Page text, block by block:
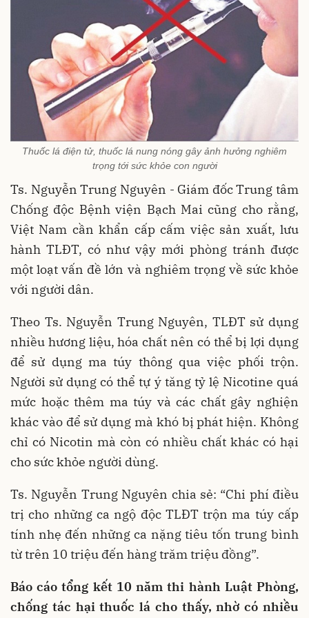
Thuốc lá điện tử, thuốc lá nung nóng gây ảnh hưởng nghiêm
trọng tới sức khỏe con người
Ts. Nguyễn Trung Nguyên - Giám đốc Trung tâm
Chống độc Bệnh viện Bạch Mai cũng cho rằng,
Việt Nam cần khẩn cấp cấm việc sản xuất, lưu
hành TLĐT, có như vậy mới phòng tránh được
một loạt vấn đề lớn và nghiêm trọng về sức khỏe
với người dân.
Theo Ts. Nguyễn Trung Nguyên, TLĐT sử dụng
nhiều hương liệu, hóa chất nên có thể bị lợi dụng
để sử dụng ma túy thông qua việc phối trộn.
Người sử dụng có thể tự ý tăng tỷ lệ Nicotine quá
mức hoặc thêm ma túy và các chất gây nghiện
khác vào để sử dụng mà khó bị phát hiện. Không
chỉ có Nicotin mà còn có nhiều chất khác có hại
cho sức khỏe người dùng.
Ts. Nguyễn Trung Nguyên chia sẻ: “Chi phí điều
trị cho những ca ngộ độc TLĐT trộn ma túy cấp
tính nhẹ đến những ca nặng tiêu tốn trung bình
từ trên 10 triệu đến hàng trăm triệu đồng”.
Báo cáo tổng kết 10 năm thi hành Luật Phòng,
chống tác hại thuốc lá cho thấy, nhờ có nhiều